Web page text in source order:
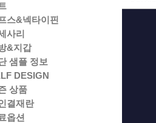
스&넥타이핀
사리
&지갑
샘플 정보
DESIGN
상품
결재란
옵션